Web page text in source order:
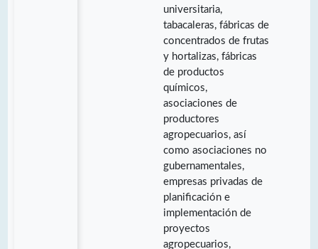
universitaria,
tabacaleras, fábricas de
concentrados de frutas
y hortalizas, fábricas
de productos
químicos,
asociaciones de
productores
agropecuarios, así
como asociaciones no
gubernamentales,
empresas privadas de
planificación e
implementación de
proyectos
agropecuarios,